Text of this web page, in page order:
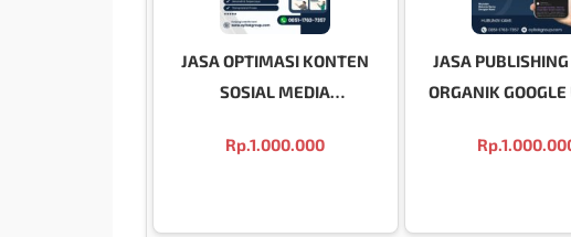
JASA OPTIMASI KONTEN
SOSIAL MEDIA
Rp.1.000.000
JASA
ORGANIK
Rp.